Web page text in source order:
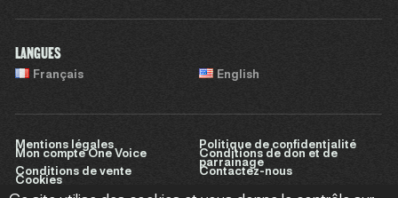
LANGUES
Français English
Mentions légales
Politique de confidentialité
Mon compte One Voice
Conditions de don et de
parrainage
Conditions de vente
Contactez-nous
Cookies